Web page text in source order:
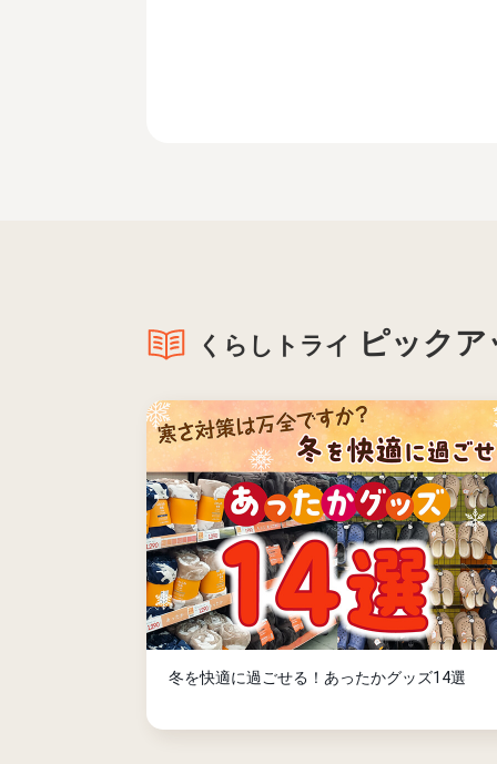
くらしトライ ピックア
冬を快適に過ごせる！あったかグッズ14選